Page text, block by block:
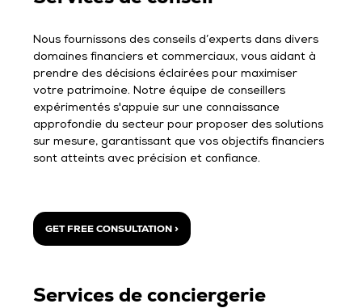
Nous fournissons des conseils d’experts dans divers
domaines financiers et commerciaux, vous aidant à
prendre des décisions éclairées pour maximiser
votre patrimoine. Notre équipe de conseillers
expérimentés s'appuie sur une connaissance
approfondie du secteur pour proposer des solutions
sur mesure, garantissant que vos objectifs financiers
sont atteints avec précision et confiance.
GET FREE CONSULTATION >
Services de conciergerie